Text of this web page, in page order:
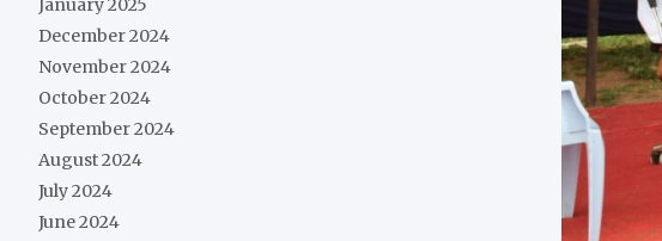
January 2025
December 2024
November 2024
October 2024
September 2024
August 2024
July 2024
June 2024